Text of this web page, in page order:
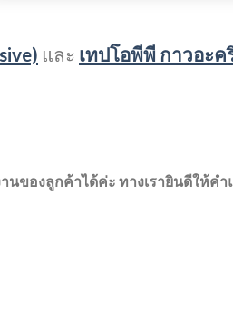
และ เทปโอพีพี กาวอะค
นของลูกค้าได้ค่ะ ทางเรายินดีให้คำ